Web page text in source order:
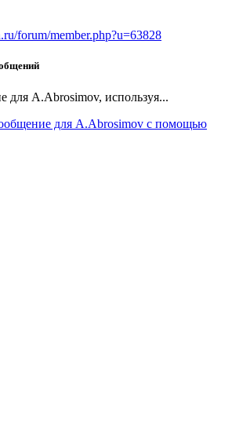
forum/member.php?u=63828
для A.Abrosimov, используя...